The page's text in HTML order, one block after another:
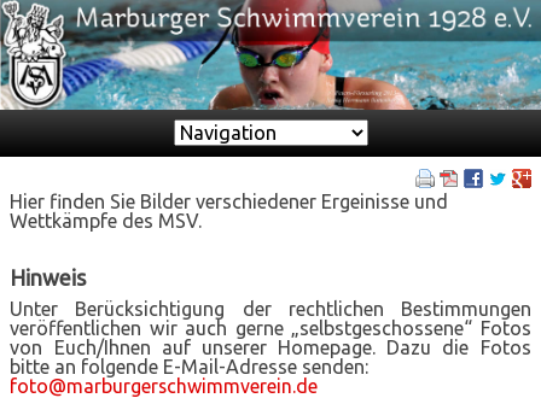
Zielseite
Hier finden Sie Bilder verschiedener Ergeinisse und
Wettkämpfe des MSV.
Hinweis
Unter Berücksichtigung der rechtlichen Bestimmungen
veröffentlichen wir auch gerne „selbstgeschossene“ Fotos
von Euch/Ihnen auf unserer Homepage. Dazu die Fotos
bitte an folgende E-Mail-Adresse senden:
foto@marburgerschwimmverein.de